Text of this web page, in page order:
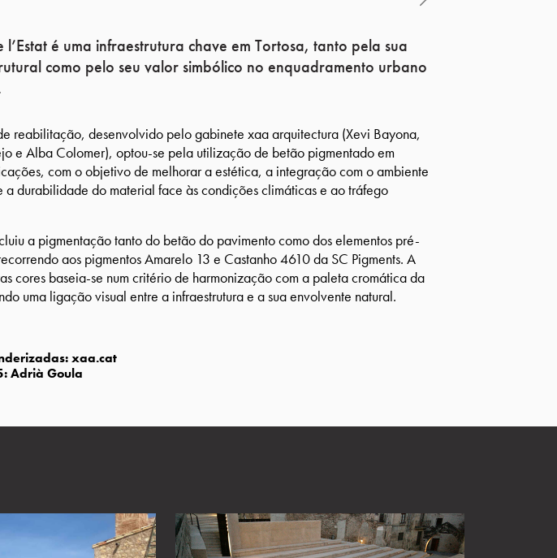
Next
l’Estat é uma infraestrutura chave em Tortosa, tanto pela sua
como pelo seu valor simbólico no enquadramento urbano
reabilitação, desenvolvido pelo gabinete xaa arquitectura (Xevi Bayona,
e Alba Colomer), optou-se pela utilização de betão pigmentado em
com o objetivo de melhorar a estética, a integração com o ambiente
a durabilidade do material face às condições climáticas e ao tráfego
a pigmentação tanto do betão do pavimento como dos elementos pré-
aos pigmentos Amarelo 13 e Castanho 4610 da SC Pigments. A
cores baseia-se num critério de harmonização com a paleta cromática da
uma ligação visual entre a infraestrutura e a sua envolvente natural.
xaa.cat
Adrià Goula